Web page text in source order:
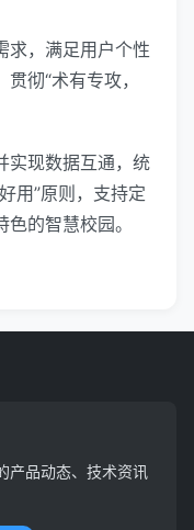
求，满足用户个性
彻“术有专攻，
实现数据互通，统
用”原则，支持定
的智慧校园。
产品动态、技术资讯